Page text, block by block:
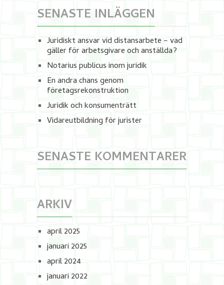
SENASTE INLÄGGEN
Juridiskt ansvar vid distansarbete – vad
gäller för arbetsgivare och anställda?
Notarius publicus inom juridik
En andra chans genom
företagsrekonstruktion
Juridik och konsumenträtt
Vidareutbildning för jurister
SENASTE KOMMENTARER
ARKIV
april 2025
januari 2025
april 2024
januari 2022